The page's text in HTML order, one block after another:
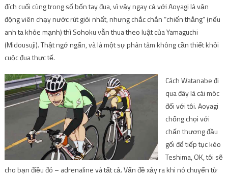
đích cuối cùng trong số bốn tay đua, vì vậy ngay cả với Aoyagi là vận
động viên chạy nước rút giỏi nhất, nhưng chắc chắn “chiến thắng” (nếu
anh ta khỏe mạnh) thì Sohoku vẫn thua theo luật của Yamaguchi
(Midousuji). Thật ngớ ngẩn, và là một sự phân tâm không cần thiết khỏi
cuộc đua thực tế.
Cách Watanabe đi
qua đây là cái móc
đối với tôi. Aoyagi
chống chọi với
chấn thương đầu
gối để tiếp tục kéo
Teshima, OK, tôi sẽ
cho bạn điều đó – adrenaline và tất cả. Vấn đề xảy ra khi nó chuyển từ